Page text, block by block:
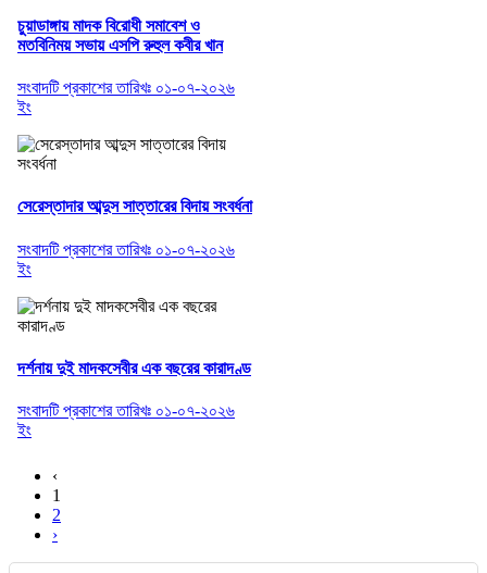
চুয়াডাঙ্গায় মাদক বিরোধী সমাবেশ ও
মতবিনিময় সভায় এসপি রুহুল কবীর খান
সংবাদটি প্রকাশের তারিখঃ ০১-০৭-২০২৬
ইং
সেরেস্তাদার আব্দুস সাত্তারের বিদায় সংবর্ধনা
সংবাদটি প্রকাশের তারিখঃ ০১-০৭-২০২৬
ইং
দর্শনায় দুই মাদকসেবীর এক বছরের কারাদণ্ড
সংবাদটি প্রকাশের তারিখঃ ০১-০৭-২০২৬
ইং
‹
1
2
›